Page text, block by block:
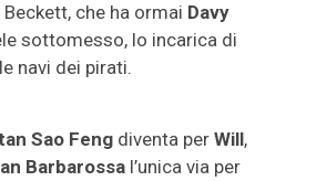
che ha ormai Davy
sottomesso, lo incarica di
navi dei pirati.
Sao Feng diventa per Will,
Barbarossa l’unica via per